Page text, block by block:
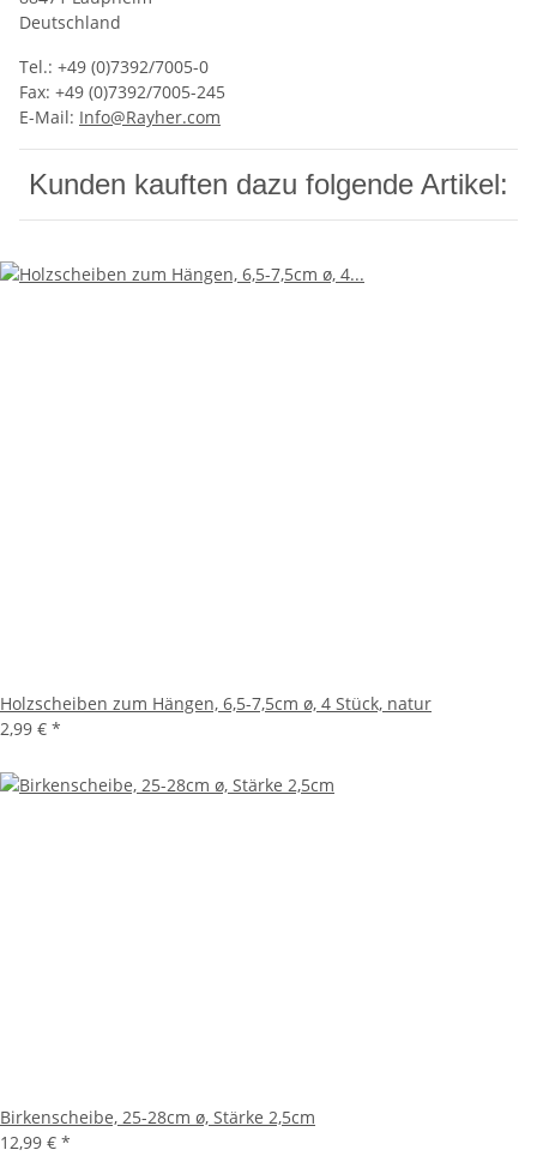
Deutschland
Tel.: +49 (0)7392/7005-0
Fax: +49 (0)7392/7005-245
E-Mail: Info@Rayher.com
Kunden kauften dazu folgende Artikel:
Holzscheiben zum Hängen, 6,5-7,5cm ø, 4 Stück, natur
2,99 € *
Birkenscheibe, 25-28cm ø, Stärke 2,5cm
12,99 € *